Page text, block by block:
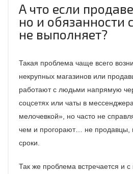
А что если
но и обязанности
не выполняет?
Такая проблема чаще всего
некрупных магазинов или
работают с людьми напрямую
соцсетях или чаты в
мелочевкой», но часто не
чем и прогорают… не продавцы,
сроки.
Так же проблема встречается и